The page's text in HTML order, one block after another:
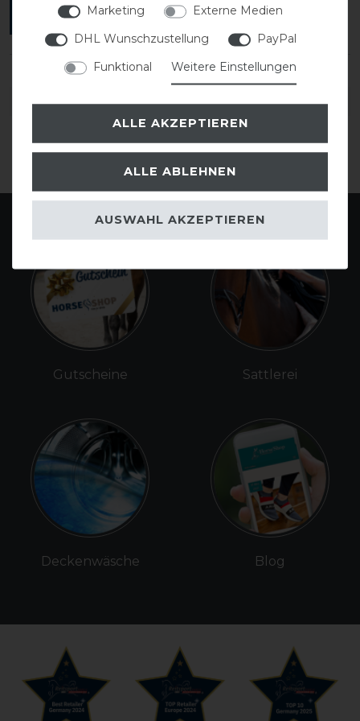
ANMELDEN
DETAILS ZUR PRODUKTSICHERHEIT
Gutscheine
Deckenwäsche
Sattlerei
Blog
Marketing
Externe Medien
DHL Wunschzustellung
PayPal
Funktional
Weitere Einstellungen
ALLE AKZEPTIEREN
ALLE ABLEHNEN
AUSWAHL AKZEPTIEREN